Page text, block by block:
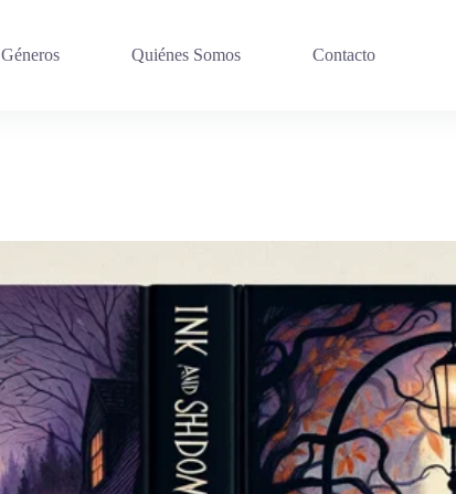
Géneros Quiénes Somos Contacto